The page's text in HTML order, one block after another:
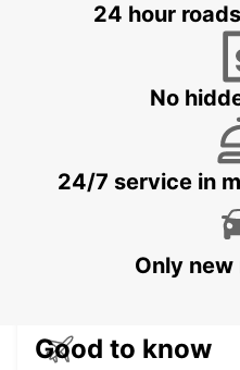
DALLAS FORT
DALLAS - UNITED STATES
24 hour
No
24/7 service in
Only
Good to know